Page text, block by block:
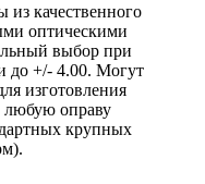
из качественного
оптическими
выбор при
до +/- 4.00. Могут
изготовления
любую оправу
крупных